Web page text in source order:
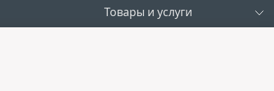
Товары и услуги